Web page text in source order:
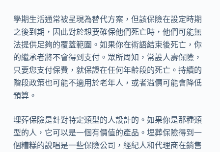
學期生活通常被呈現為替代方案，但該保險在設定時期
之後到期，因此對於想要確保他們死亡時，他們可能無
法提供足夠的覆蓋範圍。如果你在術語結束後死亡，你
的繼承者將不會得到支付。眾所周知，常設人壽保險，
只要您支付保費，就保證在任何年齡段的死亡。持續的
階段政策也可能不適用於老年人，或者溢價可能會降低
預算。
埋葬保險是針對特定類型的人設計的。如果你是那種類
型的人，它可以是一個有價值的產品。埋葬保險得到一
個糟糕的說唱是一些保險公司，經紀人和代理商在銷售